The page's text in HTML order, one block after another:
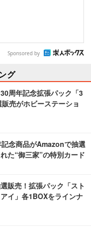
Sponsored by
グ
周年記念拡張パック「3
売がホビーステーショ
念商品がAmazonで抽選
た“御三家”の特別カード
販売！拡張パック「スト
イ」各1BOXをラインナ